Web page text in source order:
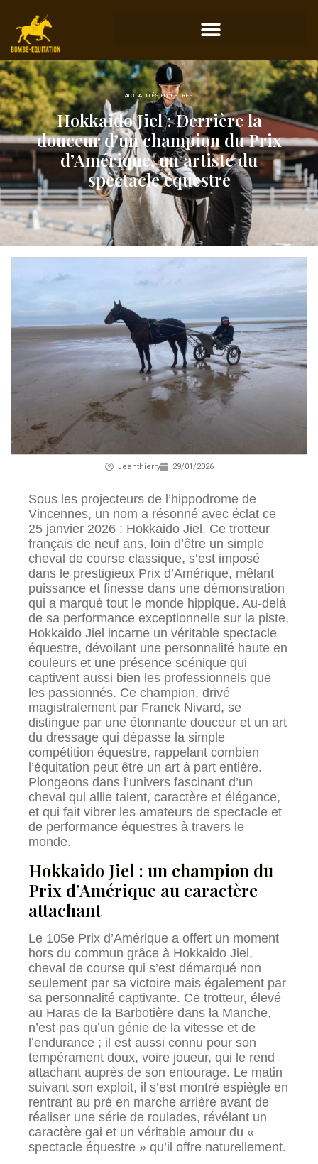
ACTUALITÉS ÉQUESTRES
Hokkaido Jiel : Derrière la
douceur d’un champion du Prix
d’Amérique, un artiste du
spectacle équestre
Jeanthierry 29/01/2026
Sous les projecteurs de l’hippodrome de
Vincennes, un nom a résonné avec éclat ce
25 janvier 2026 : Hokkaido Jiel. Ce trotteur
français de neuf ans, loin d’être un simple
cheval de course classique, s’est imposé
dans le prestigieux Prix d’Amérique, mêlant
puissance et finesse dans une démonstration
qui a marqué tout le monde hippique. Au-delà
de sa performance exceptionnelle sur la piste,
Hokkaido Jiel incarne un véritable spectacle
équestre, dévoilant une personnalité haute en
couleurs et une présence scénique qui
captivent aussi bien les professionnels que
les passionnés. Ce champion, drivé
magistralement par Franck Nivard, se
distingue par une étonnante douceur et un art
du dressage qui dépasse la simple
compétition équestre, rappelant combien
l’équitation peut être un art à part entière.
Plongeons dans l’univers fascinant d’un
cheval qui allie talent, caractère et élégance,
et qui fait vibrer les amateurs de spectacle et
de performance équestres à travers le
monde.
Hokkaido Jiel : un champion du
Prix d’Amérique au caractère
attachant
Le 105e Prix d’Amérique a offert un moment
hors du commun grâce à Hokkaido Jiel,
cheval de course qui s’est démarqué non
seulement par sa victoire mais également par
sa personnalité captivante. Ce trotteur, élevé
au Haras de la Barbotière dans la Manche,
n’est pas qu’un génie de la vitesse et de
l’endurance ; il est aussi connu pour son
tempérament doux, voire joueur, qui le rend
attachant auprès de son entourage. Le matin
suivant son exploit, il s’est montré espiègle en
rentrant au pré en marche arrière avant de
réaliser une série de roulades, révélant un
caractère gai et un véritable amour du «
spectacle équestre » qu’il offre naturellement.